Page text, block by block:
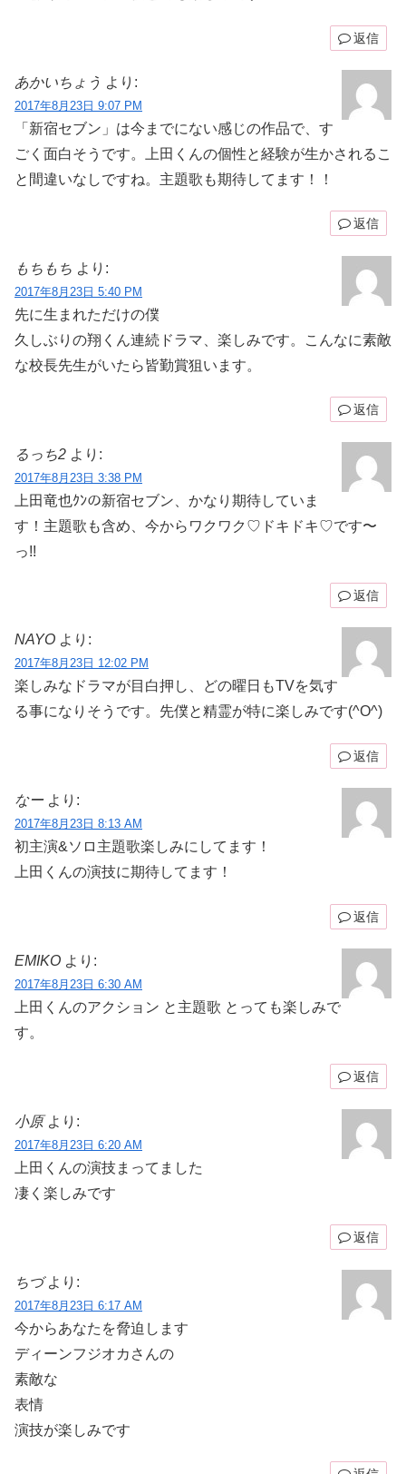
返信
あかいちょう より:
2017年8月23日 9:07 PM
「新宿セブン」は今までにない感じの作品で、す
ごく面白そうです。上田くんの個性と経験が生かされるこ
と間違いなしですね。主題歌も期待してます！！
返信
もちもち より:
2017年8月23日 5:40 PM
先に生まれただけの僕
久しぶりの翔くん連続ドラマ、楽しみです。こんなに素敵
な校長先生がいたら皆勤賞狙います。
返信
るっち2 より:
2017年8月23日 3:38 PM
上田竜也ｸﾝの新宿セブン、かなり期待していま
す！主題歌も含め、今からワクワク♡ドキドキ♡です〜
っ!!
返信
NAYO より:
2017年8月23日 12:02 PM
楽しみなドラマが目白押し、どの曜日もTVを気す
る事になりそうです。先僕と精霊が特に楽しみです(^O^)
返信
なー より:
2017年8月23日 8:13 AM
初主演&ソロ主題歌楽しみにしてます！
上田くんの演技に期待してます！
返信
EMIKO より:
2017年8月23日 6:30 AM
上田くんのアクション と主題歌 とっても楽しみで
す。
返信
小原 より:
2017年8月23日 6:20 AM
上田くんの演技まってました
凄く楽しみです
返信
ちづ より:
2017年8月23日 6:17 AM
今からあなたを脅迫します
ディーンフジオカさんの
素敵な
表情
演技が楽しみです